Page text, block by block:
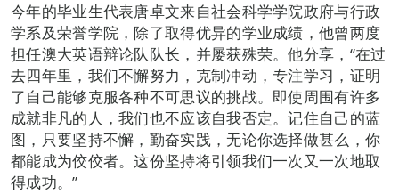
今年的毕业生代表唐卓文来自社会科学学院政府与行政
学系及荣誉学院，除了取得优异的学业成绩，他曾两度
担任澳大英语辩论队队长，并屡获殊荣。他分享，“在过
去四年里，我们不懈努力，克制冲动，专注学习，证明
了自己能够克服各种不可思议的挑战。即使周围有许多
成就非凡的人，我们也不应该自我否定。记住自己的蓝
图，只要坚持不懈，勤奋实践，无论你选择做甚么，你
都能成为佼佼者。这份坚持将引领我们一次又一次地取
得成功。”